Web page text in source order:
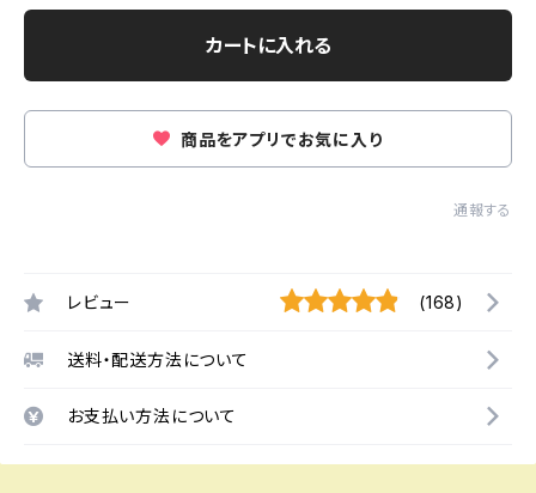
カートに入れる
商品をアプリでお気に入り
通報する
レビュー (168)
送料・配送方法について
お支払い方法について